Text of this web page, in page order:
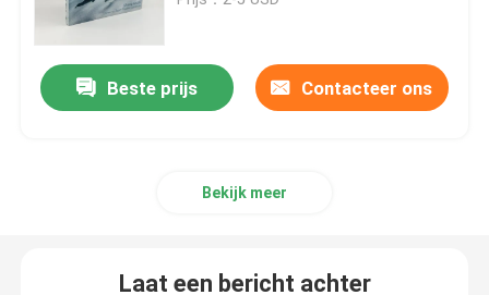
Beste prijs Contacteer ons
Bekijk meer
Laat een bericht achter